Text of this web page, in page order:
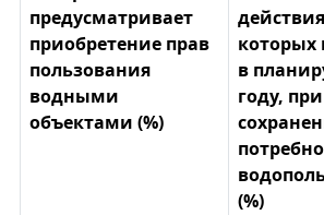
предусматривает
приобретение прав
пользования
водными
объектами (%)
действия
которых
в
году, при
(%)